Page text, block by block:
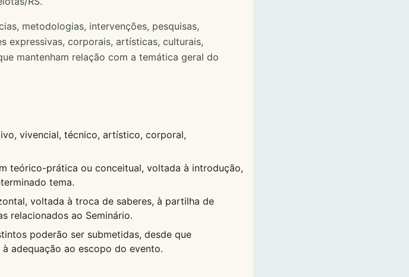
metodologias, intervenções, pesquisas,
expressivas, corporais, artísticas, culturais,
mantenham relação com a temática geral do
vivencial, técnico, artístico, corporal,
teórico-prática ou conceitual, voltada à introdução,
tema.
voltada à troca de saberes, à partilha de
relacionados ao Seminário.
poderão ser submetidas, desde que
adequação ao escopo do evento.